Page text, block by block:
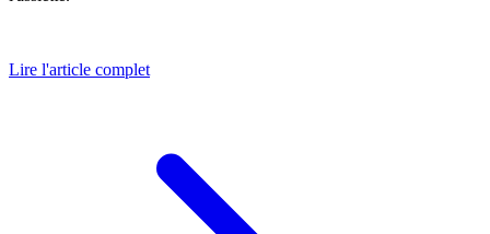
Lire l'article complet